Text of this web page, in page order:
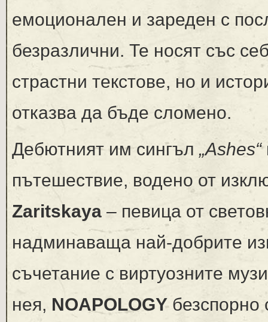
емоционален и зареден с
безразлични. Те носят със
страстни текстове, но и
отказва да бъде сломено.
Дебютният им сингъл „Ashes“
пътешествие, водено от
Zaritskaya – певица от
надминаваща най-добрите
съчетание с виртуозните
нея, NOAPOLOGYбезспорно